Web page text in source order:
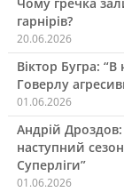
гарнірів?
20.06.2026
Віктор Бугра:
Говерлу
01.06.2026
Андрій
наступний
Суперліги”
01.06.2026